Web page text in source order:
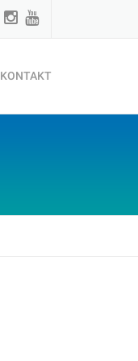
KONTAKT